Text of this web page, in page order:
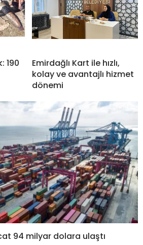
190
Emirdağlı Kart ile hızlı,
kolay ve avantajlı hizmet
dönemi
94 milyar dolara ulaştı